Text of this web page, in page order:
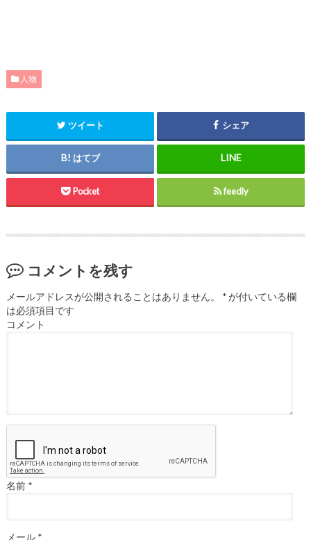
人物
ツイート シェア
はてブ
Pocket feedly
コメントを残す
メールアドレスが公開されることはありません。 *が付いている欄
は必須項目です
コメント
名前 *
メール *